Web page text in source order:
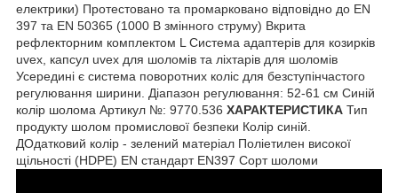
електрики) Протестовано та промарковано відповідно до EN
397 та EN 50365 (1000 В змінного струму) Вкрита
рефлекторним комплектом L Система адаптерів для козирків
uvex, капсул uvex для шоломів та ліхтарів для шоломів
Усередині є система поворотних коліс для безступінчастого
регулювання ширини. Діапазон регулювання: 52-61 см Синій
колір шолома Артикул №: 9770.536 ХАРАКТЕРИСТИКА Тип
продукту шолом промислової безпеки Колір синій.
ДОдатковий колір - зелений матеріал Поліетилен високої
щільності (HDPE) EN стандарт EN397 Сорт шоломи